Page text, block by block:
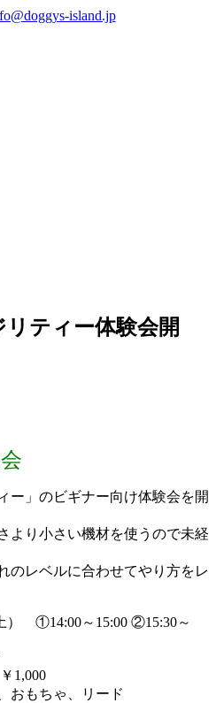
island.jp
ティー体験会開
ー」のビギナー向け体験会を開
より小さい機材を使うので未経
のレベルに合わせてやり方をレ
） ①14:00～15:00 ②15:30～
1,000
おもちゃ、リード